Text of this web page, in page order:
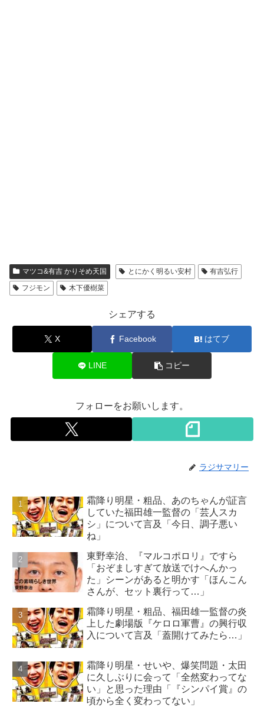
マツコ&有吉 かりそめ天国 とにかく明るい安村
有吉弘行
フジモン
木下優樹菜
シェアする
X Facebook はてブ
LINE コピー
フォローをお願いします。
ラジサマリー
霜降り明星・粗品、あのちゃんが証言
していた福田雄一監督の「芸人スカ
シ」について言及「今日、調子悪い
ね」
東野幸治、『マルコポロリ』ですら
「おぞましすぎて放送でけへんかっ
た」シーンがあると明かす「ほんこん
さんが、セット裏行って…」
霜降り明星・粗品、福田雄一監督の炎
上した劇場版『ケロロ軍曹』の興行収
入について言及「蓋開けてみたら…」
霜降り明星・せいや、爆笑問題・太田
に久しぶりに会って「全然変わってな
い」と思った理由「『シンパイ賞』の
頃から全く変わってない」